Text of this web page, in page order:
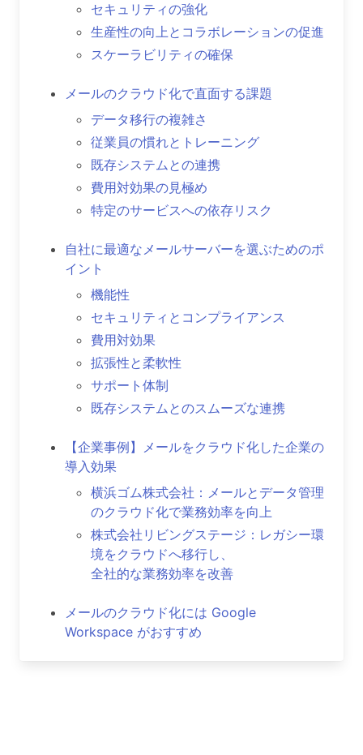
セキュリティの強化
生産性の向上とコラボレーションの促進
スケーラビリティの確保
メールのクラウド化で直面する課題
データ移行の複雑さ
従業員の慣れとトレーニング
既存システムとの連携
費用対効果の見極め
特定のサービスへの依存リスク
自社に最適なメールサーバーを選ぶためのポ
イント
機能性
セキュリティとコンプライアンス
費用対効果
拡張性と柔軟性
サポート体制
既存システムとのスムーズな連携
【企業事例】メールをクラウド化した企業の
導入効果
横浜ゴム株式会社：メールとデータ管理
のクラウド化で業務効率を向上
株式会社リビングステージ：レガシー環
境をクラウドへ移行し、
全社的な業務効率を改善
メールのクラウド化には Google
Workspace がおすすめ